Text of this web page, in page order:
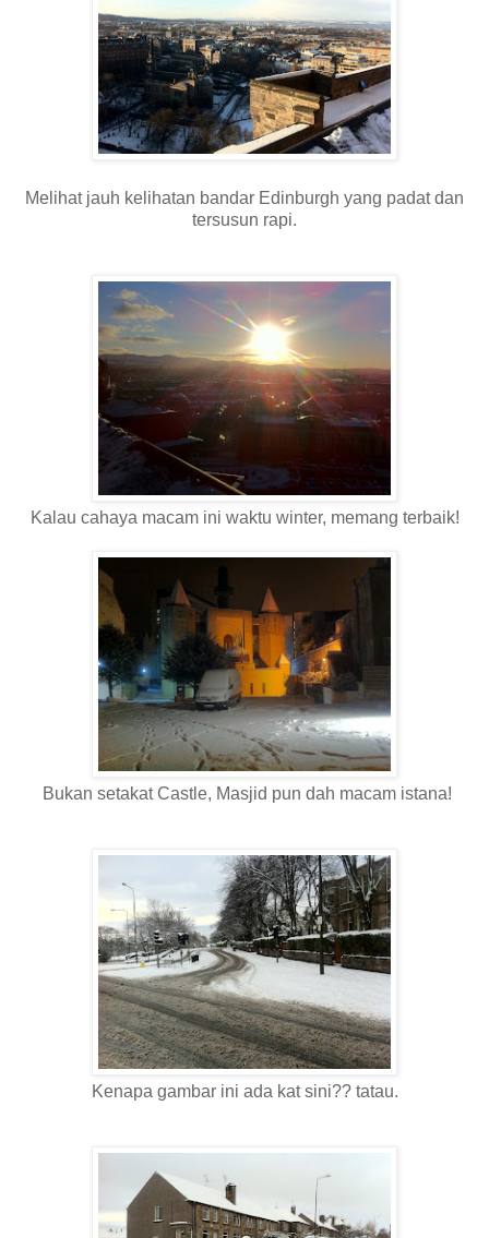
Melihat jauh kelihatan bandar Edinburgh yang padat dan
tersusun rapi.
Kalau cahaya macam ini waktu winter, memang terbaik!
Bukan setakat Castle, Masjid pun dah macam istana!
Kenapa gambar ini ada kat sini?? tatau.